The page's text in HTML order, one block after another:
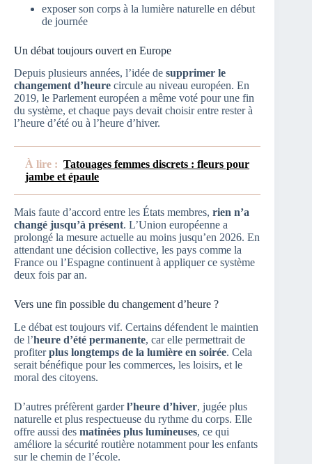
exposer son corps à la lumière naturelle en début
de journée
Un débat toujours ouvert en Europe
Depuis plusieurs années, l’idée de supprimer le
changement d’heure circule au niveau européen. En
2019, le Parlement européen a même voté pour une fin
du système, et chaque pays devait choisir entre rester à
l’heure d’été ou à l’heure d’hiver.
À lire : Tatouages femmes discrets : fleurs pour
jambe et épaule
Mais faute d’accord entre les États membres, rien n’a
changé jusqu’à présent. L’Union européenne a
prolongé la mesure actuelle au moins jusqu’en 2026. En
attendant une décision collective, les pays comme la
France ou l’Espagne continuent à appliquer ce système
deux fois par an.
Vers une fin possible du changement d’heure ?
Le débat est toujours vif. Certains défendent le maintien
de l’heure d’été permanente, car elle permettrait de
profiterplus longtemps de la lumière en soirée. Cela
serait bénéfique pour les commerces, les loisirs, et le
moral des citoyens.
D’autres préfèrent garderl’heure d’hiver, jugée plus
naturelle et plus respectueuse du rythme du corps. Elle
offre aussi des matinées plus lumineuses, ce qui
améliore la sécurité routière notamment pour les enfants
sur le chemin de l’école.